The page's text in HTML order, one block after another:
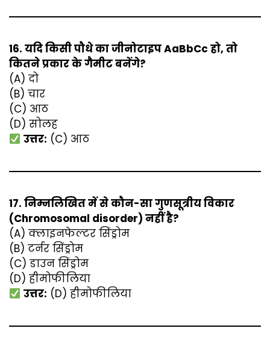
16. यदि किसी पौधे का जीनोटाइप AaBbCc हो, तो
कितने प्रकार के गैमीट बनेंगे?
(A) दो
(B) चार
(C) आठ
(D) सोलह
उत्तर: (C) आठ
17. निम्नलिखित में से कौन-सा गुणसूत्रीय विकार
(Chromosomal disorder) नहीं है?
(A) क्लाइनफेल्टर सिंड्रोम
(B) टर्नर सिंड्रोम
(C) डाउन सिंड्रोम
(D) हीमोफीलिया
उत्तर: (D) हीमोफीलिया